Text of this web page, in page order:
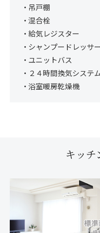
吊戸棚
混合栓
給気レジスター
シャンプードレッサ
ユニットバス
２４時間換気システ
浴室暖房乾燥機
キッ